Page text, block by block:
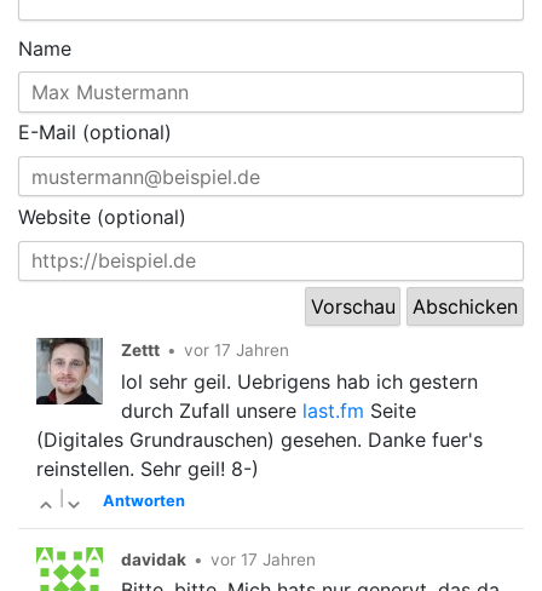
Name
E-Mail (optional)
Website (optional)
Zettt • vor 17 Jahren
lol sehr geil. Uebrigens hab ich gestern
durch Zufall unsere last.fm Seite
(Digitales Grundrauschen) gesehen. Danke fuer's
reinstellen. Sehr geil! 8-)
Antworten
davidak • vor 17 Jahren